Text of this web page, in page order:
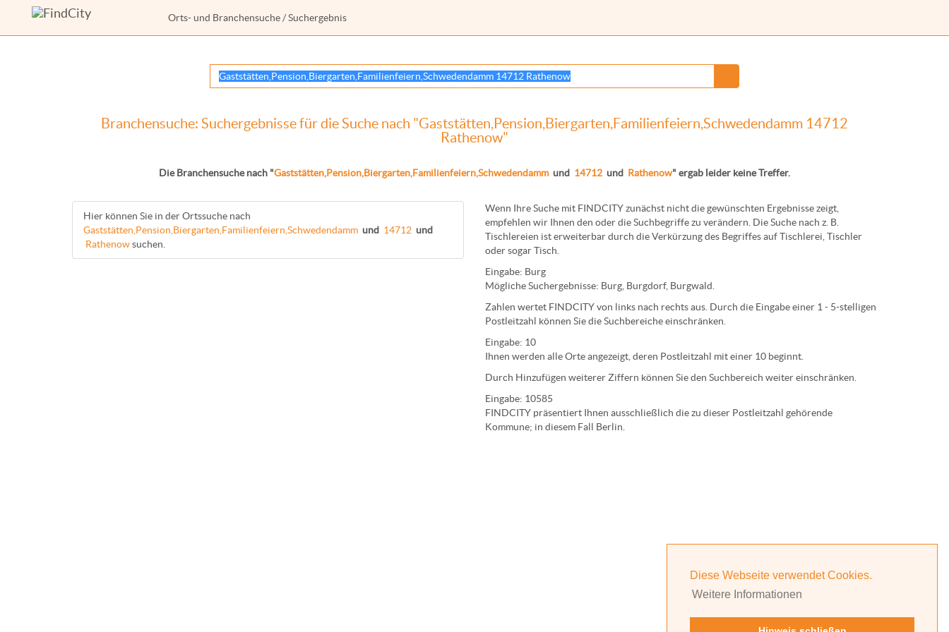
Diese Webseite verwendet Cookies.
Weitere Informationen
Orts- und Branchensuche / Suchergebnis
Branchensuche: Suchergebnisse für die Suche nach "Gaststätten,Pension,Biergarten,Familienfeiern,Schwedendamm 14712
Rathenow"
Die Branchensuche nach "Gaststätten,Pension,Biergarten,Familienfeiern,Schwedendamm und 14712 und Rathenow" ergab leider keine Treffer.
Hier können Sie in der Ortssuche nach
Gaststätten,Pension,Biergarten,Familienfeiern,Schwedendamm und 14712 und
Rathenowsuchen.
Wenn Ihre Suche mit FINDCITY zunächst nicht die gewünschten Ergebnisse zeigt,
empfehlen wir Ihnen den oder die Suchbegriffe zu verändern. Die Suche nach z. B.
Tischlereien ist erweiterbar durch die Verkürzung des Begriffes aufTischlerei Tischler
oder sogarTisch
Eingabe: Burg
Mögliche Suchergebnisse: Burg Burgdorf, Burgwald.
Zahlen wertet FINDCITY von links nach rechts aus. Durch die Eingabe einer 1 - 5-stelligen
Postleitzahl können Sie die Suchbereiche einschränken.
Eingabe: 10
Ihnen werden alle Orteangezeigt, deren Postleitzahl mit einer 10 beginnt.
Durch Hinzufügen weiterer Ziffern können Sie den Suchbereich weiter einschränken.
Eingabe: 10585
FINDCITY präsentiert Ihnen ausschließlich die zu dieser Postleitzahl gehörende
Kommune; in diesem Fall Berlin.